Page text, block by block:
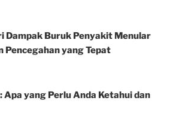
Dampak Buruk Penyakit Menular
Pencegahan yang Tepat
Apa yang Perlu Anda Ketahui dan